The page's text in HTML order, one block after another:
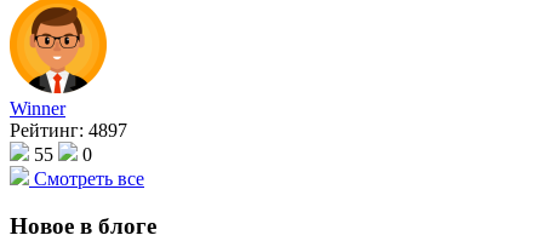
Winner
Рейтинг: 4897
55
0
Смотреть все
Новое в блоге